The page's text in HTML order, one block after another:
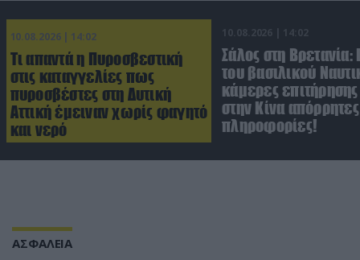
10.08.2026 | 14:02
Τι απαντά η Πυροσβεστική
στις καταγγελίες πως
πυροσβέστες στη Δυτική
Αττική έμειναν χωρίς φαγητό
και νερό
10.08.2026 | 14:02
Σάλος στη Βρετανία:
του βασιλικού
κάμερες
στην Κίνα απόρρητες
πληροφορίες!
ΑΣΦΑΛΕΙΑ